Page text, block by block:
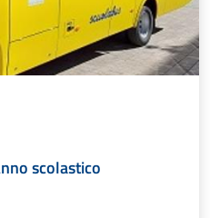
scolastico